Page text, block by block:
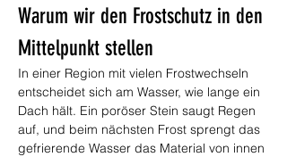
Warum wir den Frostschutz in den
Mittelpunkt stellen
In einer Region mit vielen Frostwechseln
entscheidet sich am Wasser, wie lange ein
Dach hält. Ein poröser Stein saugt Regen
auf, und beim nächsten Frost sprengt das
gefrierende Wasser das Material von innen